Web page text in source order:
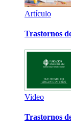
Artículo
Trastornos
Video
Trastornos